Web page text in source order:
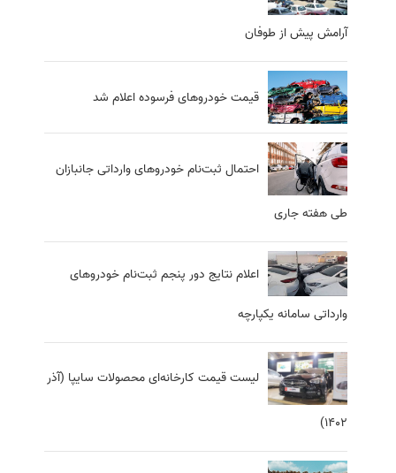
آرامش پیش از طوفان
قیمت خودروهای فرسوده اعلام شد
احتمال ثبت‌نام خودروهای وارداتی جانبازان
طی هفته جاری
اعلام نتایج دور پنجم ثبت‌نام خودرو‌های
وارداتی سامانه یکپارچه
لیست قیمت کارخانه‌ای محصولات سایپا (آذر
1402)